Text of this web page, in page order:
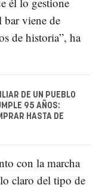
bar viene de
de historia”, ha
DE UN PUEBLO
95 AÑOS:
HASTA DE
con la marcha
claro del tipo de